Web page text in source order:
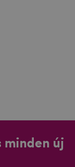
minden új